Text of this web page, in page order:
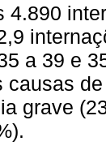
4.890
a 39 e
causas
grave